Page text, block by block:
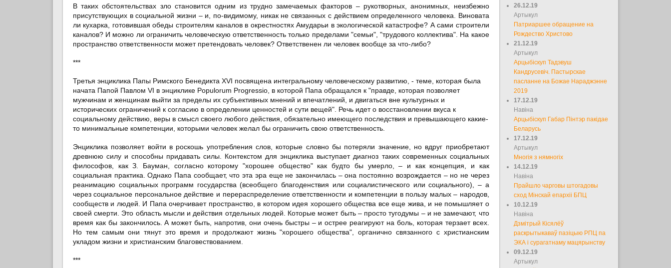
В таких обстоятельствах зло становится одним из трудно замечаемых факторов – рукотворных, анонимных, неизбежно
присутствующих в социальной жизни – и, по-видимому, никак не связанных с действием определенного человека. Виновата
ли кухарка, готовившая обеды строителям каналов в окрестностях Амударьи в экологической катастрофе? А сами строители
каналов? И можно ли ограничить человеческую ответственность только пределами "семьи", "трудового коллектива". На какое
пространство ответственности может претендовать человек? Ответственен ли человек вообще за что-либо?
***
Третья энциклика Папы Римского Бенедикта XVI посвящена интегральному человеческому развитию, - теме, которая была
начата Папой Павлом VI в энциклике Populorum Progressio, в которой Папа обращался к "правде, которая позволяет
мужчинам и женщинам выйти за пределы их субъективных мнений и впечатлений, и двигаться вне культурных и
исторических ограничений к согласию в определении ценностей и сути вещей". Речь идет о восстановлении вкуса к
социальному действию, веры в смысл своего любого действия, обязательно имеющего последствия и превышающего какие-
то минимальные компетенции, которыми человек желал бы ограничить свою ответственность.
Энциклика позволяет войти в роскошь употребления слов, которые словно бы потеряли значение, но вдруг приобретают
древнюю силу и способны придавать силы. Контекстом для энциклика выступает диагноз таких современных социальных
философов, как З. Бауман, согласно которому "хорошее общество" как будто бы умерло, – и как концепция, и как
социальная практика. Однако Папа сообщает, что эта эра еще не закончилась – она постоянно возрождается – но не через
реанимацию социальных программ государства (всеобщего благоденствия или социалистического или социального), – а
через социальное персональное действие и перераспределение ответственности и компетенции в пользу малых – народов,
сообществ и людей. И Папа очерчивает пространство, в котором идея хорошего общества все еще жива, и не помышляет о
своей смерти. Это область мысли и действия отдельных людей. Которые может быть – просто тугодумы – и не замечают, что
время как бы закончилось. А может быть, напротив, они очень быстры – и острее реагируют на боль, которая терзает всех.
Но тем самым они тянут это время и продолжают жизнь "хорошего общества", органично связанного с христианским
укладом жизни и христианским благовествованием.
***
26.12.19
Артыкул
Патриаршее обращение на
Рождество Христово
21.12.19
Артыкул
Арцыбіскуп Тадэвуш
Кандрусевіч. Пастырскае
пасланне на Божае Нараджэнне
2019
17.12.19
Навіна
Арцыбіскуп Габар Пінтэр пакідае
Беларусь
17.12.19
Артыкул
Многія з нямногіх
14.12.19
Навіна
Прайшло чарговы штогадовы
сход Мінскай епархіі БПЦ
10.12.19
Навіна
Дзмітрый Кісялёў
раскрытыкаваў пазіцыю РПЦ па
ЭКА і сурагатнаму мацярынству
09.12.19
Артыкул